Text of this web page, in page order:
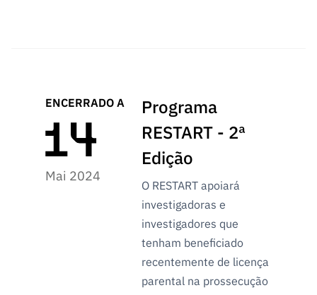
ENCERRADO A
Mai 2024
Programa
RESTART - 2ª
Edição
O RESTART apoiará
investigadoras e
investigadores que
tenham beneficiado
recentemente de licença
parental na prossecução